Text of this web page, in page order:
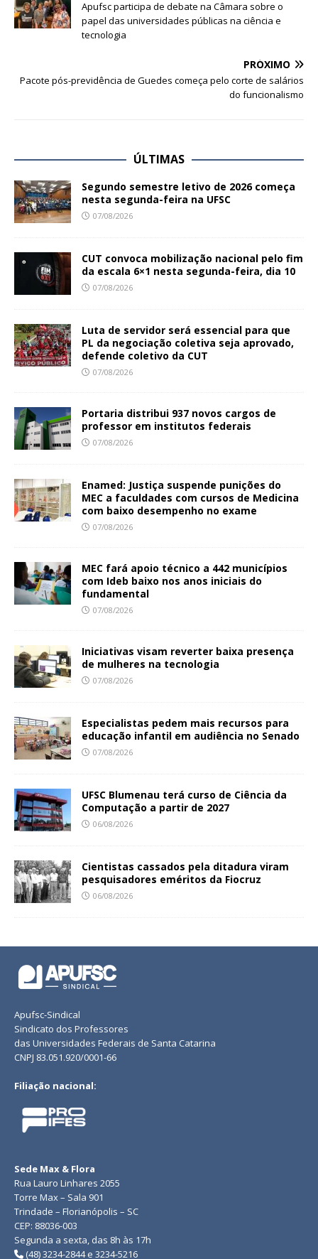
Apufsc participa de debate na Câmara sobre o
papel das universidades públicas na ciência e
tecnologia
PRÓXIMO
Pacote pós-previdência de Guedes começa pelo corte de salários
do funcionalismo
ÚLTIMAS
Segundo semestre letivo de 2026 começa
nesta segunda-feira na UFSC
07/08/2026
CUT convoca mobilização nacional pelo fim
da escala 6×1 nesta segunda-feira, dia 10
07/08/2026
Luta de servidor será essencial para que
PL da negociação coletiva seja aprovado,
defende coletivo da CUT
07/08/2026
Portaria distribui 937 novos cargos de
professor em institutos federais
07/08/2026
Enamed: Justiça suspende punições do
MEC a faculdades com cursos de Medicina
com baixo desempenho no exame
07/08/2026
MEC fará apoio técnico a 442 municípios
com Ideb baixo nos anos iniciais do
fundamental
07/08/2026
Iniciativas visam reverter baixa presença
de mulheres na tecnologia
07/08/2026
Especialistas pedem mais recursos para
educação infantil em audiência no Senado
07/08/2026
UFSC Blumenau terá curso de Ciência da
Computação a partir de 2027
06/08/2026
Cientistas cassados pela ditadura viram
pesquisadores eméritos da Fiocruz
06/08/2026
Apufsc-Sindical
Sindicato dos Professores
das Universidades Federais de Santa Catarina
CNPJ 83.051.920/0001-66
Filiação nacional:
Sede Max & Flora
Rua Lauro Linhares 2055
Torre Max – Sala 901
Trindade – Florianópolis – SC
CEP: 88036-003
Segunda a sexta, das 8h às 17h
(48) 3234-2844 e 3234-5216